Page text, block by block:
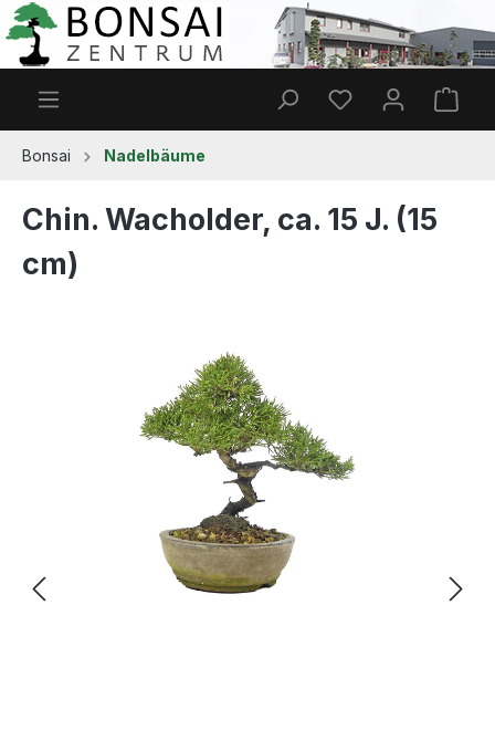
Zum Hauptinhalt springen
Du hast 0
Bonsai Nadelbäume
Chin. Wacholder, ca. 15 J. (15
cm)
Bildergalerie überspringen